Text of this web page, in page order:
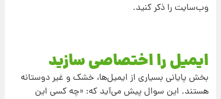
وب‌سایت را ذکر کنید.
ایمیل را اختصاصی سازید
بخش پایانی بسیاری از ایمیل‌ها، خشک و غیر دوستانه
هستند. این سوال پیش می‌آید که: «چه کسی این